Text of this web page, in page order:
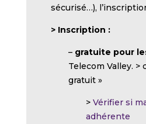
sécurisé…),
> Inscription :
– gratuite pour
Telecom Valley. >
gratuit »
> Vérifier si
adhérente